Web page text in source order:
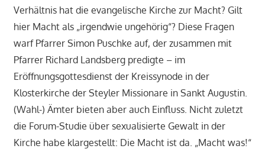
Verhältnis hat die evangelische Kirche zur Macht? Gilt
hier Macht als „irgendwie ungehörig“? Diese Fragen
warf Pfarrer Simon Puschke auf, der zusammen mit
Pfarrer Richard Landsberg predigte – im
Eröffnungsgottesdienst der Kreissynode in der
Klosterkirche der Steyler Missionare in Sankt Augustin.
(Wahl-) Ämter bieten aber auch Einfluss. Nicht zuletzt
die Forum-Studie über sexualisierte Gewalt in der
Kirche habe klargestellt: Die Macht ist da. „Macht was!“